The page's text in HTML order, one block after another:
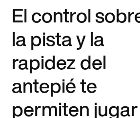
El control
la pista y la
rapidez del
antepié te
permiten